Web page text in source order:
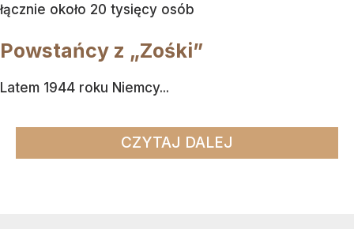
łącznie około 20 tysięcy osób
Powstańcy z „Zośki”
Latem 1944 roku Niemcy...
CZYTAJ DALEJ